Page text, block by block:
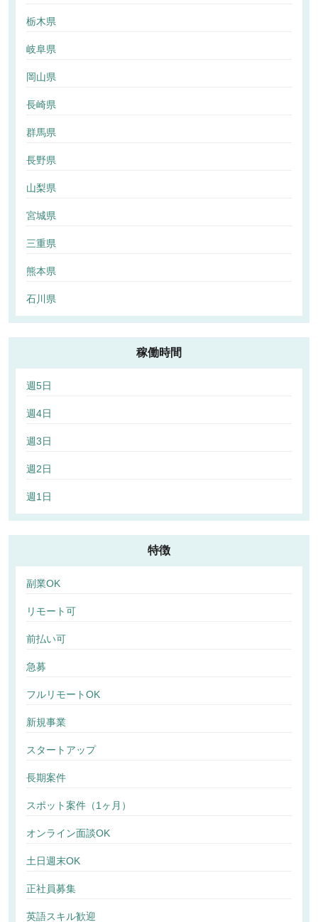
栃木県
岐阜県
岡山県
長崎県
群馬県
長野県
山梨県
宮城県
三重県
熊本県
石川県
稼働時間
週5日
週4日
週3日
週2日
週1日
特徴
副業OK
リモート可
前払い可
急募
フルリモートOK
新規事業
スタートアップ
長期案件
スポット案件（1ヶ月）
オンライン面談OK
土日週末OK
正社員募集
英語スキル歓迎